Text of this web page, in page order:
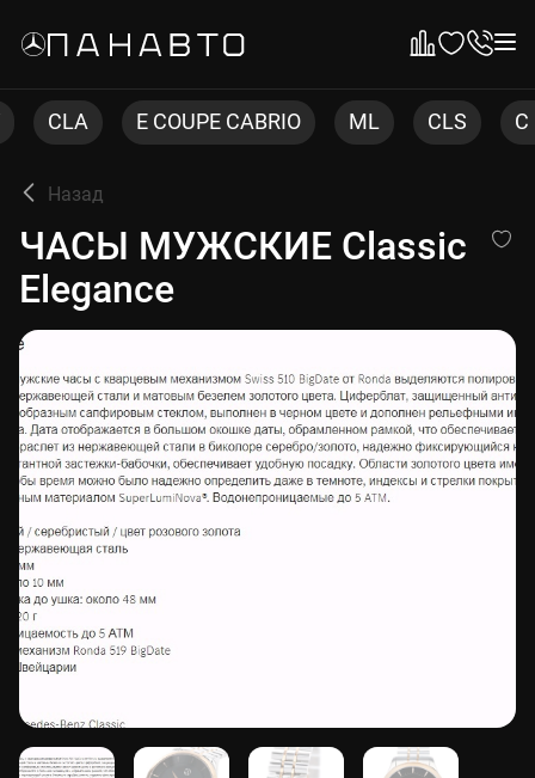
E COUPE CABRIO ML CLS C COUPE
Назад
ЧАСЫ МУЖСКИЕ Classic
ЧАСЫ МУЖСКИЕ Classic
Elegance